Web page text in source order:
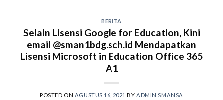
BERITA
Selain Lisensi Google for Education, Kini
email @sman1bdg.sch.id Mendapatkan
Lisensi Microsoft in Education Office 365
A1
POSTED ON AGUSTUS 16, 2021 BY ADMIN SMANSA